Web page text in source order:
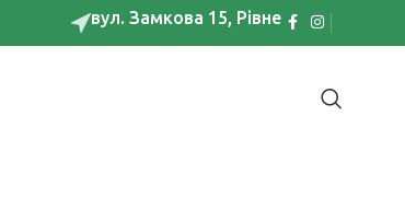
вул. Замкова 15, Рівне